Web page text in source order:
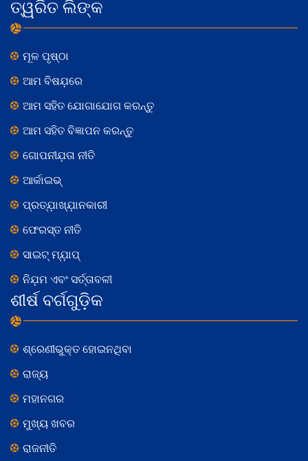
ତ୍ୱରିତ ଲିଙ୍କ
ମୂଳ ପୃଷ୍ଠା
ଆମ ବିଷଯ଼ରେ
ଆମ ସହିତ ଯୋଗାଯୋଗ କରନ୍ତୁ
ଆମ ସହିତ ବିଜ୍ଞାପନ କରନ୍ତୁ
ଗୋପନୀଯ଼ତା ନୀତି
ଆର୍କାଇଭ୍
ପ୍ରତ୍ଯ଼ାଖ୍ଯ଼ାନକାରୀ
ଫେରସ୍ତ ନୀତି
ସାଇଟ୍ ମ୍ଯ଼ାପ୍
ନିଯ଼ମ ଏବଂ ସର୍ତ୍ତାବଳୀ
ଶୀର୍ଷ ବର୍ଗଗୁଡ଼ିକ
ଶ୍ରେଣୀଭୁକ୍ତ ହୋଇନଥିବା
ରାଜ୍ୟ
ମହାନଗର
ମୁଖ୍ୟ ଖବର
ରାଜନୀତି